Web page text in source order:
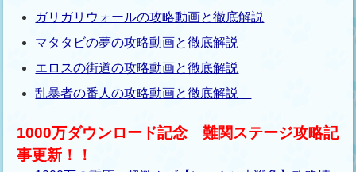
ガリガリウォールの攻略動画と徹底解説
マタタビの夢の攻略動画と徹底解説
エロスの街道の攻略動画と徹底解説
乱暴者の番人の攻略動画と徹底解説
1000万ダウンロード記念 難関ステージ攻略記
事更新！！